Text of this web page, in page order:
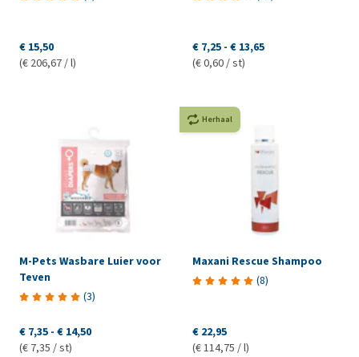
€ 15,50
(€ 206,67 / l)
€ 7,25 - € 13,65
(€ 0,60 / st)
M-Pets Wasbare Luier voor
Teven
(3)
€ 7,35 - € 14,50
(€ 7,35 / st)
Herhaal
Maxani Rescue Shampoo
(8)
€ 22,95
(€ 114,75 / l)